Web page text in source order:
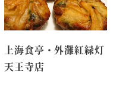
上海食亭・外灘紅緑灯
天王寺店